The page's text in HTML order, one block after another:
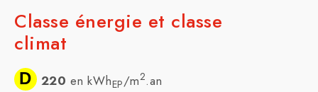
Classe énergie et classe
climat
D 220 en kWhEP/m2.an